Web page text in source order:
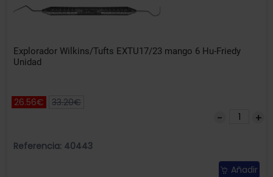
Explorador Wilkins/Tufts EXTU17/23 mango 6 Hu-Friedy
Unidad
26.56€ 33.20€
Referencia: 40443
Añadir